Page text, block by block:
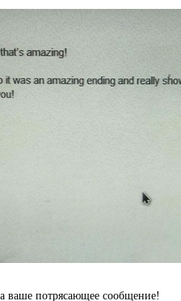
ваше потрясающее сообщение!